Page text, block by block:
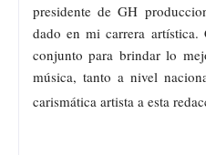
presidente de GH
dado en mi carrera artística.
conjunto para brindar lo
música, tanto a nivel
carismática artista a esta